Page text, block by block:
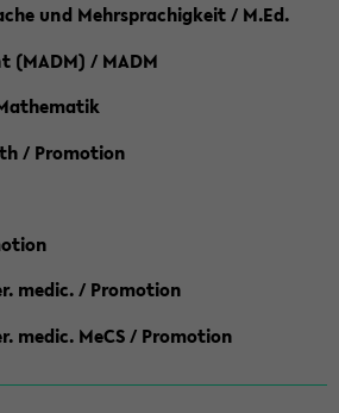
und Mehrsprachigkeit / M.Ed.
(MADM) / MADM
/ Promotion
medic. / Promotion
medic. MeCS / Promotion